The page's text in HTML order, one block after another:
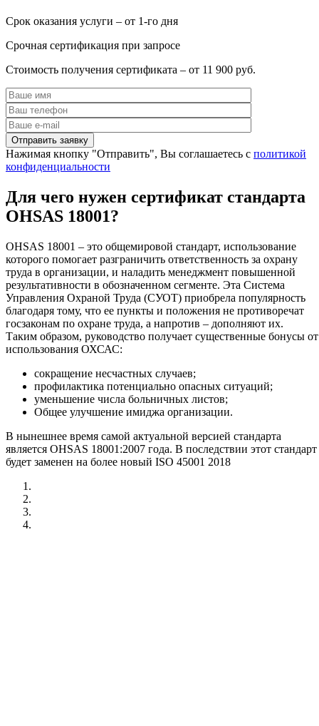
Срок оказания услуги – от 1-го дня
Срочная сертификация при запросе
Стоимость получения сертификата – от 11 900 руб.
Нажимая кнопку "Отправить", Вы соглашаетесь с политикой
конфиденциальности
Для чего нужен сертификат стандарта
OHSAS 18001?
OHSAS 18001 – это общемировой стандарт, использование
которого помогает разграничить ответственность за охрану
труда в организации, и наладить менеджмент повышенной
результативности в обозначенном сегменте. Эта Система
Управления Охраной Труда (СУОТ) приобрела популярность
благодаря тому, что ее пункты и положения не противоречат
госзаконам по охране труда, а напротив – дополняют их.
Таким образом, руководство получает существенные бонусы от
использования ОХСАС:
сокращение несчастных случаев;
профилактика потенциально опасных ситуаций;
уменьшение числа больничных листов;
Общее улучшение имиджа организации.
В нынешнее время самой актуальной версией стандарта
является OHSAS 18001:2007 года. В последствии этот стандарт
будет заменен на более новый ISO 45001 2018